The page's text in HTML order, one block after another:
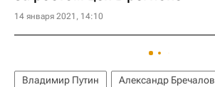
14 января 2021, 14:10
Владимир Путин Александр Бречалов